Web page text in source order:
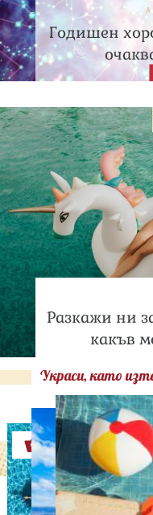
Годишен
Разкажи ни
какъв
Украси, като
Оферти